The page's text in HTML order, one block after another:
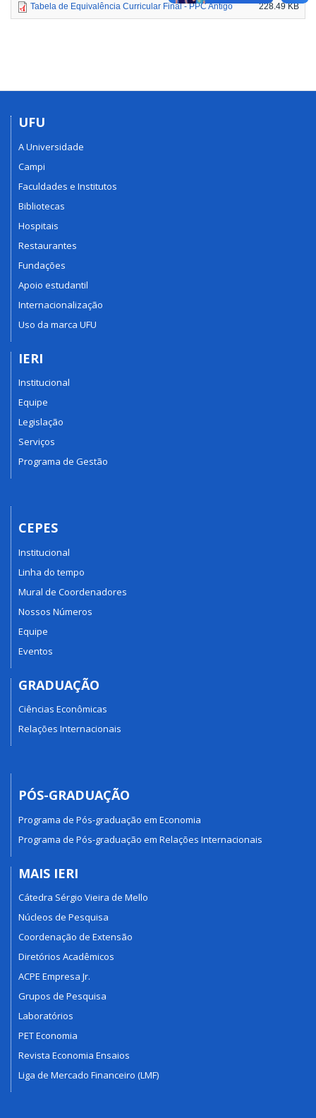
Tabela de Equivalência Curricular Final - PPC Antigo 228.49 KB
UFU
A Universidade
Campi
Faculdades e Institutos
Bibliotecas
Hospitais
Restaurantes
Fundações
Apoio estudantil
Internacionalização
Uso da marca UFU
IERI
Institucional
Equipe
Legislação
Serviços
Programa de Gestão
CEPES
Institucional
Linha do tempo
Mural de Coordenadores
Nossos Números
Equipe
Eventos
GRADUAÇÃO
Ciências Econômicas
Relações Internacionais
PÓS-GRADUAÇÃO
Programa de Pós-graduação em Economia
Programa de Pós-graduação em Relações Internacionais
MAIS IERI
Cátedra Sérgio Vieira de Mello
Núcleos de Pesquisa
Coordenação de Extensão
Diretórios Acadêmicos
ACPE Empresa Jr.
Grupos de Pesquisa
Laboratórios
PET Economia
Revista Economia Ensaios
Liga de Mercado Financeiro (LMF)